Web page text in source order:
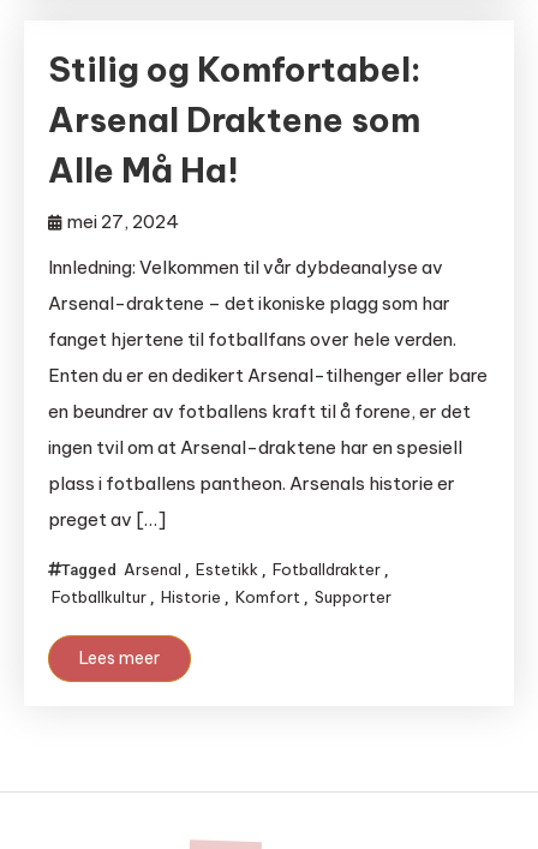
Stilig og Komfortabel:
Arsenal Draktene som
Alle Må Ha!
mei 27, 2024
Innledning: Velkommen til vår dybdeanalyse av
Arsenal-draktene – det ikoniske plagg som har
fanget hjertene til fotballfans over hele verden.
Enten du er en dedikert Arsenal-tilhenger eller bare
en beundrer av fotballens kraft til å forene, er det
ingen tvil om at Arsenal-draktene har en spesiell
plass i fotballens pantheon. Arsenals historie er
preget av […]
Tagged Arsenal , Estetikk , Fotballdrakter ,
Fotballkultur , Historie , Komfort , Supporter
Lees meer